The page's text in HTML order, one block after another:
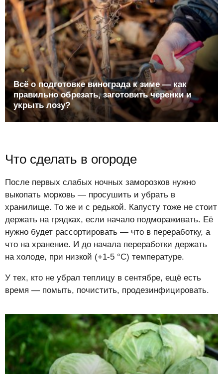
Всё о подготовке винограда к зиме — как
правильно обрезать, заготовить черенки и
укрыть лозу?
Что сделать в огороде
После первых слабых ночных заморозков нужно
выкопать морковь — просушить и убрать в
хранилище. То же и с редькой. Капусту тоже не стоит
держать на грядках, если начало подмораживать. Её
нужно будет рассортировать — что в переработку, а
что на хранение. И до начала переработки держать
на холоде, при низкой (+1-5 °С) температуре.
У тех, кто не убрал теплицу в сентябре, ещё есть
время — помыть, почистить, продезинфицировать.